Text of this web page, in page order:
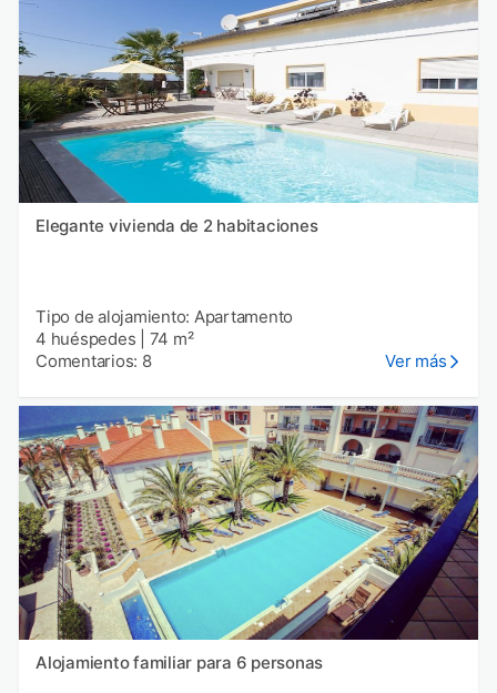
Elegante vivienda de 2 habitaciones
Tipo de alojamiento: Apartamento
4 huéspedes
74 m²
Comentarios: 8
Ver más
Alojamiento familiar para 6 personas